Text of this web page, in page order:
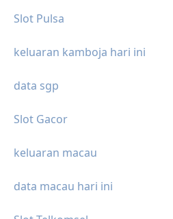
Slot Pulsa
keluaran kamboja hari ini
data sgp
Slot Gacor
keluaran macau
data macau hari ini